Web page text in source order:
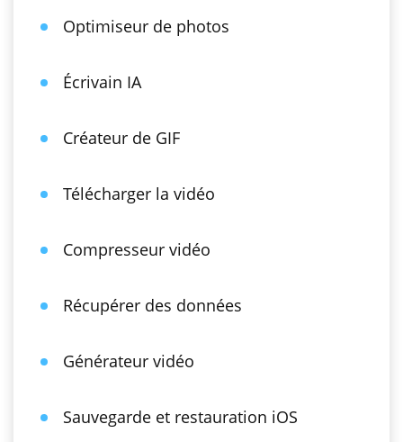
Optimiseur de photos
Écrivain IA
Créateur de GIF
Télécharger la vidéo
Compresseur vidéo
Récupérer des données
Générateur vidéo
Sauvegarde et restauration iOS